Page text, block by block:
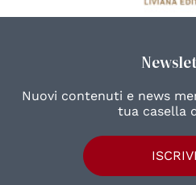
Nuovi contenuti e news
tua casella